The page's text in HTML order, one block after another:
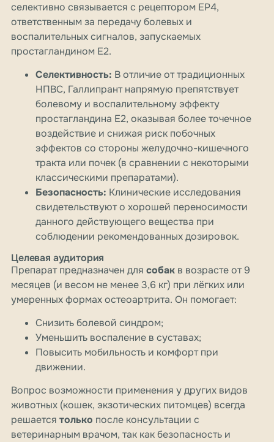
селективно связывается с рецептором EP4,
ответственным за передачу болевых и
воспалительных сигналов, запускаемых
простагландином E2.
Селективность: В отличие от традиционных
НПВС, Галлипрант напрямую препятствует
болевому и воспалительному эффекту
простагландина E2, оказывая более точечное
воздействие и снижая риск побочных
эффектов со стороны желудочно-кишечного
тракта или почек (в сравнении с некоторыми
классическими препаратами).
Безопасность: Клинические исследования
свидетельствуют о хорошей переносимости
данного действующего вещества при
соблюдении рекомендованных дозировок.
Целевая аудитория
Препарат предназначен для собак в возрасте от 9
месяцев (и весом не менее 3,6 кг) при лёгких или
умеренных формах остеоартрита. Он помогает:
Снизить болевой синдром;
Уменьшить воспаление в суставах;
Повысить мобильность и комфорт при
движении.
Вопрос возможности применения у других видов
животных (кошек, экзотических питомцев) всегда
решается только после консультации с
ветеринарным врачом, так как безопасность и